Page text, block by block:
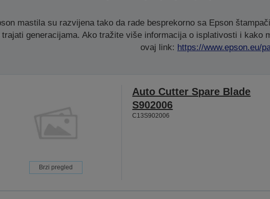
mastila su razvijena tako da rade besprekorno sa Epson
trajati generacijama. Ako tražite više informacija o isplativosti i kako
ovaj link: https://www.epson.eu/
Brzi pregled
Auto Cutter Spare Blade
S902006
C13S902006